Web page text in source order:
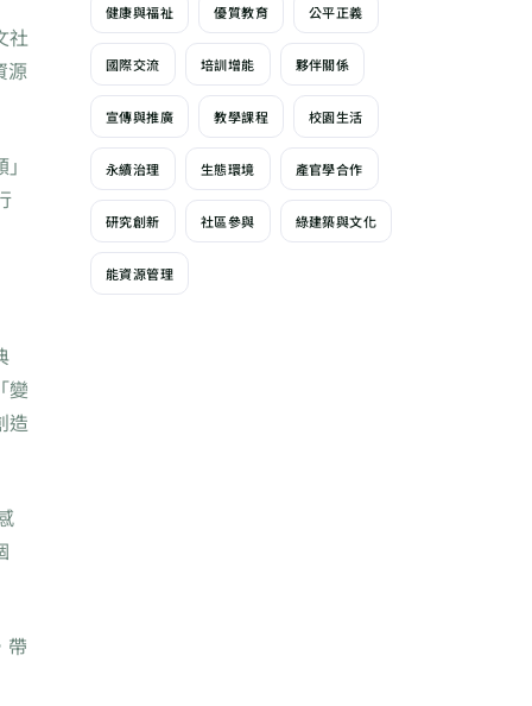
社
源
變
造
帶
健康與福祉 優質教育 公平正義
國際交流 培訓增能 夥伴關係
宣傳與推廣 教學課程 校園生活
永續治理 生態環境 產官學合作
研究創新 社區參與 綠建築與文化
能資源管理